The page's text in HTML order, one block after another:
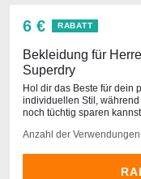
6 € RABATT
Bekleidung für
Superdry
Hol dir das Beste für dein
individuellen Stil,
noch tüchtig sparen
Anzahl der